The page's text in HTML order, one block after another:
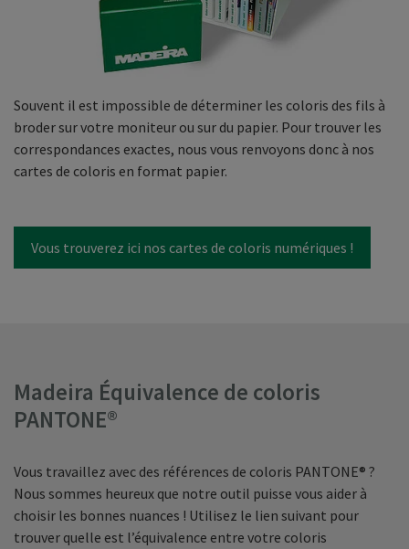
Souvent il est impossible de déterminer les coloris des fils à
broder sur votre moniteur ou sur du papier. Pour trouver les
correspondances exactes, nous vous renvoyons donc à nos
cartes de coloris en format papier.
Vous trouverez ici nos cartes de coloris numériques !
Madeira Équivalence de coloris
PANTONE®
Vous travaillez avec des références de coloris PANTONE® ?
Nous sommes heureux que notre outil puisse vous aider à
choisir les bonnes nuances ! Utilisez le lien suivant pour
trouver quelle est l’équivalence entre votre coloris